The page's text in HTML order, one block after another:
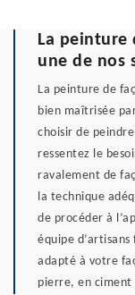
La peinture
une de nos
La peinture de
bien maîtrisée
choisir de
ressentez le
ravalement de
la technique
de procéder à
équipe
adapté à votre
pierre, en ciment